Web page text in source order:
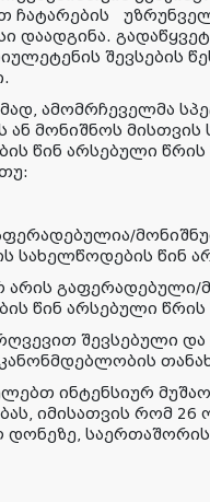
ჩატარების
დაადგინა.
შევსების
ამომრჩეველმა
ან მონიშნოს
წინ არსებული
სახელწოდების წინ
არის გაფერადებული/
წინ არსებული წრის
შევსებული
ინტენსიურ
იმისათვის რომ 26